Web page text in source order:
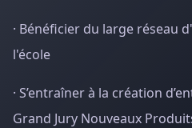
· Bénéficier du large réseau
l'école
· S’entraîner à la création
Grand Jury Nouveaux